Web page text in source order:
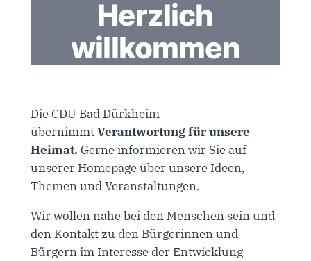
Herzlich
willkommen
Die CDU Bad Dürkheim
übernimmtVerantwortung für unsere
Heimat. Gerne informieren wir Sie auf
unserer Homepage über unsere Ideen,
Themen und Veranstaltungen.
Wir wollen nahe bei den Menschen sein und
den Kontakt zu den Bürgerinnen und
Bürgern im Interesse der Entwicklung